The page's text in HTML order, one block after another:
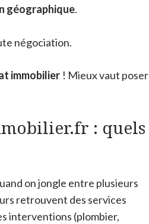
géographique.
négociation.
immobilier ! Mieux vaut poser
: quels
on jongle entre plusieurs
retrouvent des services
interventions (plombier,